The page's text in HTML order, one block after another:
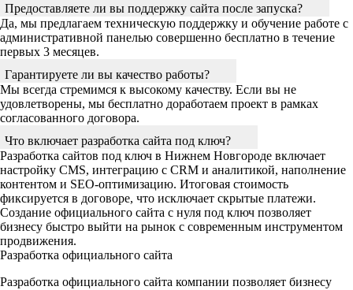
Предоставляете ли вы поддержку сайта после запуска?
Да, мы предлагаем техническую поддержку и обучение работе с
административной панелью совершенно бесплатно в течение
первых 3 месяцев.
Гарантируете ли вы качество работы?
Мы всегда стремимся к высокому качеству. Если вы не
удовлетворены, мы бесплатно доработаем проект в рамках
согласованного договора.
Что включает разработка сайта под ключ?
Разработка сайтов под ключ в Нижнем Новгороде включает
настройку CMS, интеграцию с CRM и аналитикой, наполнение
контентом и SEO-оптимизацию. Итоговая стоимость
фиксируется в договоре, что исключает скрытые платежи.
Создание официального сайта с нуля под ключ позволяет
бизнесу быстро выйти на рынок с современным инструментом
продвижения.
Разработка официального сайта
Разработка официального сайта компании позволяет бизнесу